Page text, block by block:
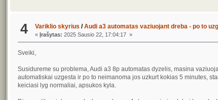
4 Variklio skyrius /Audi a3 automatas vaziuojant dreba - po to
«Įrašytas: 2025 Sausio 22, 17:04:17 »
Sveiki,
Susidureme su problema, Audi a3 8p automatas dyzelis, masina
automatiskai uzgesta ir po to neimanoma jos uzkurt kokias 5 minutes,
keiciasi lyg normaliai, apsukos kyla.